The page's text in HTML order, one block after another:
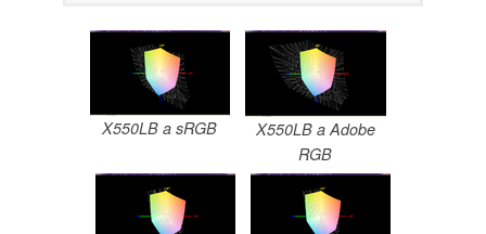
X550LB a sRGB
X550LB a Adobe
RGB